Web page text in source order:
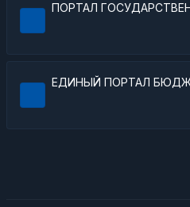
ПОРТАЛ
ЕДИНЫЙ ПОРТАЛ